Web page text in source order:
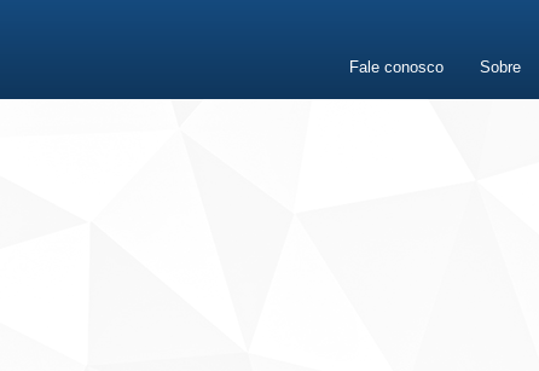
Fale conosco Sobre